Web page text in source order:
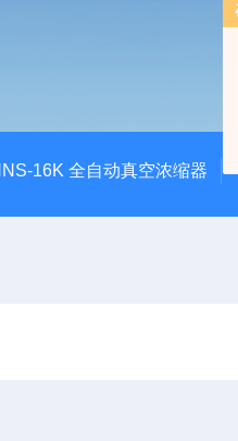
16K 全自动真空浓缩器